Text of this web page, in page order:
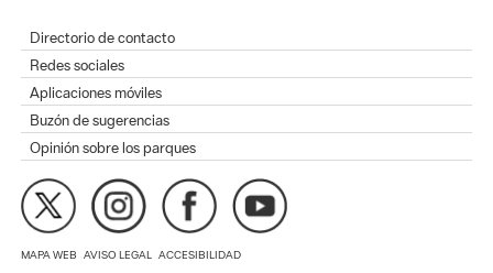
Directorio de contacto
Redes sociales
Aplicaciones móviles
Buzón de sugerencias
Opinión sobre los parques
MAPA WEB AVISO LEGAL ACCESIBILIDAD